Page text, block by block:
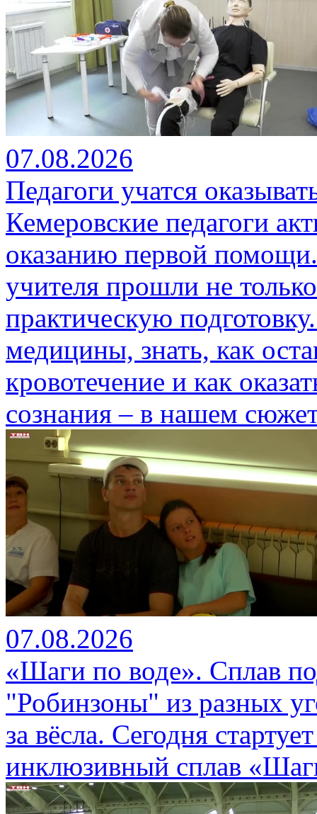
07.08.2026
Педагоги учатся
Кемеровские педагоги
оказанию первой
учителя прошли не
практическую
медицины, знать, как
кровотечение и как
сознания – в нашем
07.08.2026
«Шаги по воде». Сплав
"Робинзоны" из разных
за вёсла. Сегодня
инклюзивный сплав